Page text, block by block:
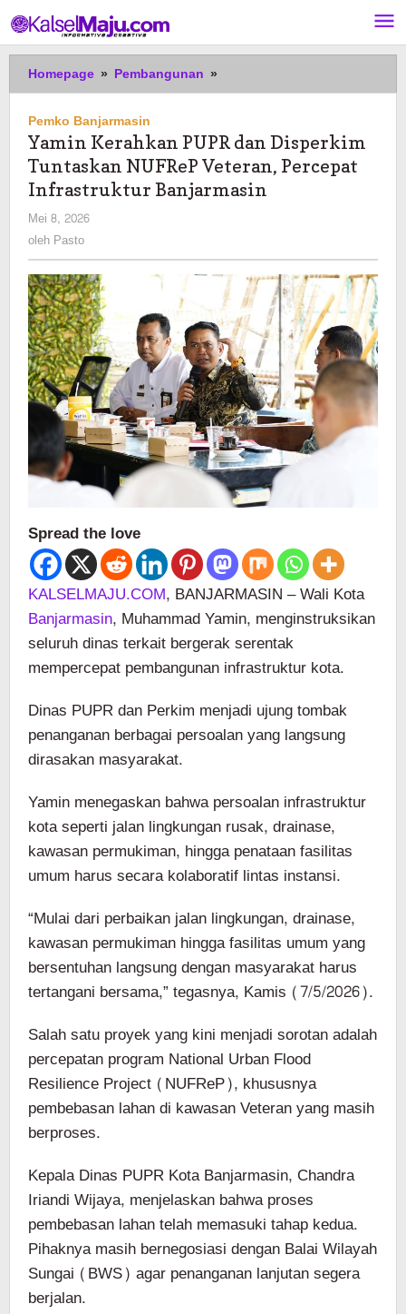
ke
konten
Homepage » Pembangunan »
Kerahkan
dan
Disperkim
Tuntaskan
NUFReP
Banjarmasin
Pemko Banjarmasin
Yamin Kerahkan PUPR dan Disperkim
Tuntaskan NUFReP Veteran, Percepat
Infrastruktur Banjarmasin
Mei 8, 2026
oleh Pasto
Spread the love
KALSELMAJU.COM, BANJARMASIN – Wali Kota
Banjarmasin, Muhammad Yamin, menginstruksikan
seluruh dinas terkait bergerak serentak
mempercepat pembangunan infrastruktur kota.
Dinas PUPR dan Perkim menjadi ujung tombak
penanganan berbagai persoalan yang langsung
dirasakan masyarakat.
Yamin menegaskan bahwa persoalan infrastruktur
kota seperti jalan lingkungan rusak, drainase,
kawasan permukiman, hingga penataan fasilitas
umum harus secara kolaboratif lintas instansi.
“Mulai dari perbaikan jalan lingkungan, drainase,
kawasan permukiman hingga fasilitas umum yang
bersentuhan langsung dengan masyarakat harus
tertangani bersama,” tegasnya, Kamis (7/5/2026).
Salah satu proyek yang kini menjadi sorotan adalah
percepatan program National Urban Flood
Resilience Project (NUFReP), khususnya
pembebasan lahan di kawasan Veteran yang masih
berproses.
Kepala Dinas PUPR Kota Banjarmasin, Chandra
Iriandi Wijaya, menjelaskan bahwa proses
pembebasan lahan telah memasuki tahap kedua.
Pihaknya masih bernegosiasi dengan Balai Wilayah
Sungai (BWS) agar penanganan lanjutan segera
berjalan.